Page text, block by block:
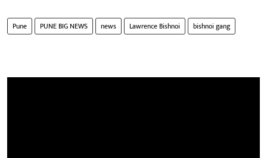
Pune PUNE BIG NEWS news Lawrence Bishnoi bishnoi gang